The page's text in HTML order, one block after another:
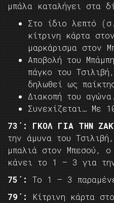
μπάλα καταλήγει στα
Στο ίδιο λεπτό
κίτρινη κάρτα
μαρκάρισμα στον
Αποβολή του
πάγκο του
δηλωθεί ως
Διακοπή του αγώνα.
Συνεχίζεται… Με
73΄: ΓΚΟΛ ΓΙΑ ΤΗΝ
την άμυνα του
μπαλιά στον Μπεσού,
κάνει το 1 – 3 για
75΄:
Το 1 – 3
79΄:
Κίτρινη κάρτα